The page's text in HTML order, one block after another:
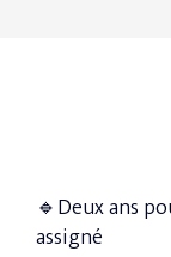
🔹Deux ans
assigné